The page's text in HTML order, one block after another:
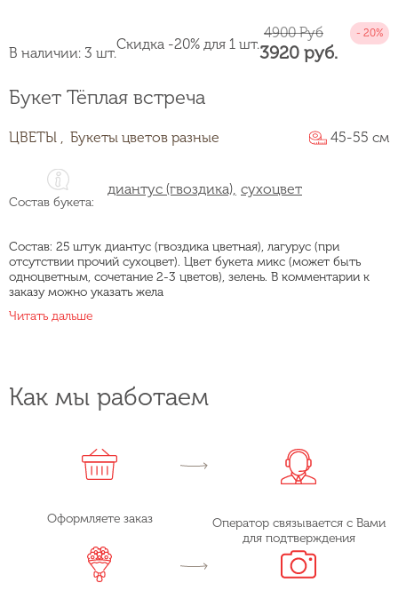
Букет Тёплая встреча
ЦВЕТЫ , Букеты цветов разные 45-55 см
Состав букета:
диантус (гвоздика), сухоцвет
Состав: 25 штук диантус (гвоздика цветная), лагурус (при
отсутствии прочий сухоцвет). Цвет букета микс (может быть
одноцветным, сочетание 2-3 цветов), зелень. В комментарии к
заказу можно указать жела
Читать дальше
В наличии: 3 шт.
Скидка -20% для 1 шт.3920 руб.
4900 Руб
Как мы работаем
Оформляете заказ
Оператор связывается с Вами
для подтверждения